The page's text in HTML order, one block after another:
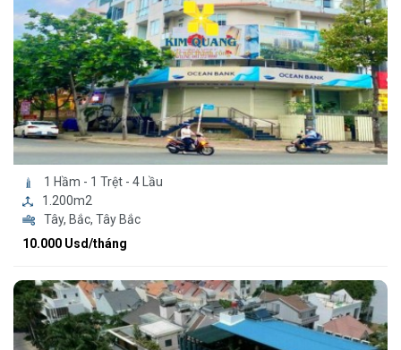
1 Hầm - 1 Trệt - 4 Lầu
1.200m2
Tây, Bắc, Tây Bắc
10.000 Usd/tháng